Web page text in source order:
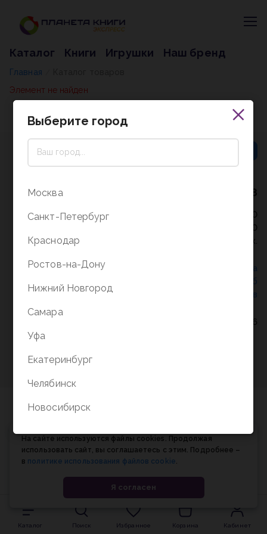
Каталог Книги Игрушки Наш бренд
Главная
Элемент не найден
8 (800) 5000-338
Режим работы - 9:30-20:00
в выходные и праздники - 10:00-19:00
без перерыва и выходных.
Политика конфиденциальности
СОГЛАСИЕ на
Соглашение об
использовании cookie-файлов
© Планета книги, 1998-2026
Каталог Поиск Избранное Корзина Кабинет
На сайте используются файлы cookies. Продолжая
использовать сайт, вы соглашаетесь с этим. Подробнее –
в политике использования файлов cookie.
Я согласен
Выберите город
Москва
Санкт-Петербург
Краснодар
Ростов-на-Дону
Нижний Новгород
Самара
Уфа
Екатеринбург
Челябинск
Новосибирск